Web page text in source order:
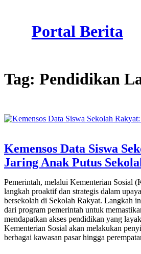
Portal Berita
Tag: Pendidikan
Kemensos Data Siswa
Jaring Anak Putus
Pemerintah, melalui Kementerian Sosial
langkah proaktif dan strategis dalam
bersekolah di Sekolah Rakyat. Langkah
dari program pemerintah untuk
mendapatkan akses pendidikan yang
Kementerian Sosial akan melakukan
berbagai kawasan pasar hingga